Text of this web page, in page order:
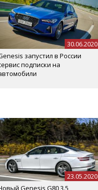
запустил в России
подписки на
30.06.2020
Genesis G80 3.5
23.05.2020